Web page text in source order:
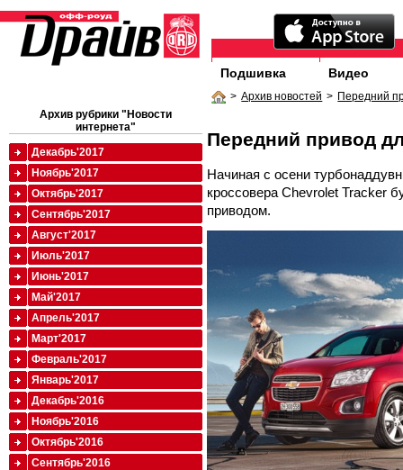
Подшивка Видео
> Архив новостей > Передний
Передний привод
Начиная с осени
кроссовера Chevrolet Tracker
приводом.
Архив рубрики "Новости
интернета"
Декабрь'2017
Ноябрь'2017
Октябрь'2017
Сентябрь'2017
Август'2017
Июль'2017
Июнь'2017
Май'2017
Апрель'2017
Март'2017
Февраль'2017
Январь'2017
Декабрь'2016
Ноябрь'2016
Октябрь'2016
Сентябрь'2016